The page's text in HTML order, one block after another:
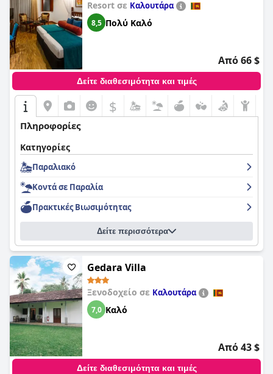
Resort σε Καλουτάρα
8,5 Πολύ Καλό
Από 66 $
Δείτε διαθεσιμότητα και τιμές
$
Πληροφορίες
Κατηγορίες
Παραλιακό
Κοντά σε Παραλία
Πρακτικές Bιωσιμότητας
Δείτε περισσότερα
Gedara Villa
Ξενοδοχείο σε Καλουτάρα
7,0 Καλό
Από 43 $
Δείτε διαθεσιμότητα και τιμές